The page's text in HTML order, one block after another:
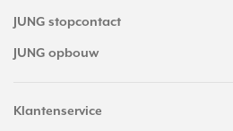
JUNG stopcontact
JUNG opbouw
Klantenservice